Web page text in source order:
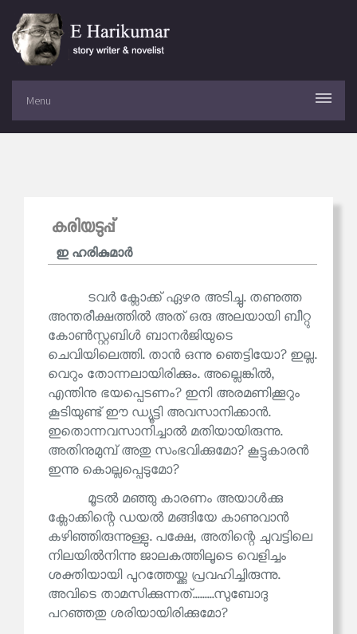
Menu
കരിയടുപ്പ്
ഇ ഹരികുമാര്‍
ടവർ ക്ലോക്ക് ഏഴര അടിച്ചു. തണുത്ത
അന്തരീക്ഷത്തിൽ അത് ഒരു അലയായി ബീറ്റു
കോൺസ്റ്റബിൾ ബാനർജിയുടെ
ചെവിയിലെത്തി. താൻ ഒന്നു ഞെട്ടിയോ? ഇല്ല.
വെറും തോന്നലായിരിക്കും. അല്ലെങ്കിൽ,
എന്തിനു ഭയപ്പെടണം? ഇനി അരമണിക്കൂറും
കൂടിയുണ്ട് ഈ ഡ്യൂട്ടി അവസാനിക്കാൻ.
ഇതൊന്നവസാനിച്ചാൽ മതിയായിരുന്നു.
അതിനുമുമ്പ് അതു സംഭവിക്കുമോ? കൂട്ടുകാരൻ
ഇന്നു കൊല്ലപ്പെടുമോ?
മൂടൽ മഞ്ഞു കാരണം അയാൾക്കു
ക്ലോക്കിന്റെ ഡയൽ മങ്ങിയേ കാണുവാൻ
കഴിഞ്ഞിരുന്നുള്ളു. പക്ഷേ, അതിന്റെ ചുവട്ടിലെ
നിലയിൽനിന്നു ജാലകത്തിലൂടെ വെളിച്ചം
ശക്തിയായി പുറത്തേയ്ക്കു പ്രവഹിച്ചിരുന്നു.
അവിടെ താമസിക്കുന്നത്.........സുബോദു
പറഞ്ഞതു ശരിയായിരിക്കുമോ?